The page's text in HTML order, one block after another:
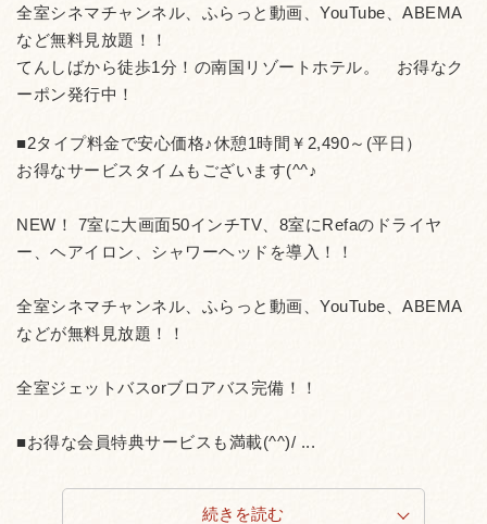
全室シネマチャンネル、ふらっと動画、YouTube、ABEMA
など無料見放題！！
てんしばから徒歩1分！の南国リゾートホテル。 お得なク
ーポン発行中！
■2タイプ料金で安心価格♪休憩1時間￥2,490～(平日）
お得なサービスタイムもございます(^^♪
NEW！ 7室に大画面50インチTV、8室にRefaのドライヤ
ー、ヘアイロン、シャワーヘッドを導入！！
全室シネマチャンネル、ふらっと動画、YouTube、ABEMA
などが無料見放題！！
全室ジェットバスorブロアバス完備！！
■お得な会員特典サービスも満載(^^)/ ...
続きを読む